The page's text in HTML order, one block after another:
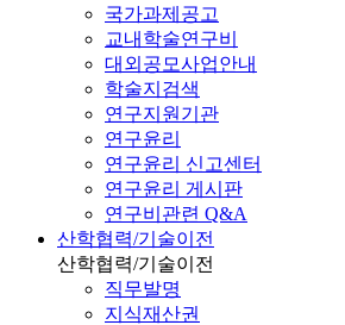
국가과제공고
교내학술연구비
대외공모사업안내
학술지검색
연구지원기관
연구윤리
연구윤리 신고센터
연구윤리 게시판
연구비관련 Q&A
산학협력/기술이전
산학협력/기술이전
직무발명
지식재산권